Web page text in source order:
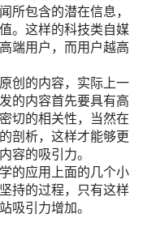
所包含的潜在信息，
。这样的科技类自媒
端用户，而用户越高
创的内容，实际上一
的内容首先要具有高
切的相关性，当然在
剖析，这样才能够更
容的吸引力。
的应用上面的几个小
持的过程，只有这样
吸引力增加。